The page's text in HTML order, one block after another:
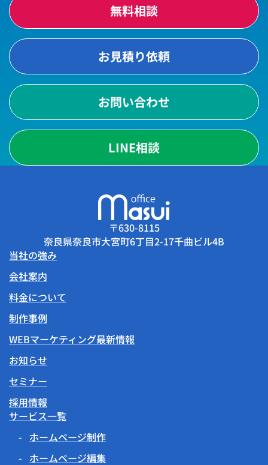
無料相談
お見積り依頼
お問い合わせ
LINE相談
〒630-8115
奈良県奈良市大宮町6丁目2-17千曲ビル4B
当社の強み
会社案内
料金について
制作事例
WEBマーケティング最新情報
お知らせ
セミナー
採用情報
サービス一覧
ホームページ制作
ホームページ編集